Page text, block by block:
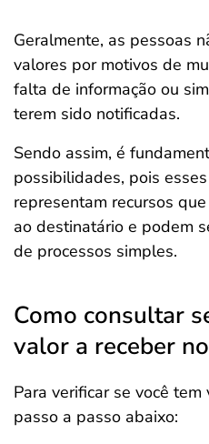
Geralmente, as pessoas
valores por motivos de
falta de informação ou
terem sido notificadas.
Sendo assim, é
possibilidades, pois
representam recursos
ao destinatário e podem
de processos simples.
Como consultar
valor a receber
Para verificar se você
passo a passo abaixo: